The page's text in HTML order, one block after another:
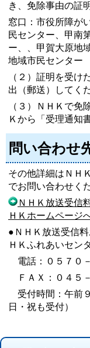
き、免除事由の証
窓口：市役所障が
民センター、甲南
ー、、甲賀大原地
地域市民センター
（２）証明を受け
出（郵送）してく
（３）ＮＨＫで免
Ｋから「受理通知
問い合わせ
その他詳細はＮＨ
でお問い合わせく
ＮＨＫ放送受信
ＨＫホームページ
●ＮＨＫ放送受信
ＨＫふれあいセン
電話：０５７０
ＦＡＸ：０４５
受付時間：午前
日・祝も受付）